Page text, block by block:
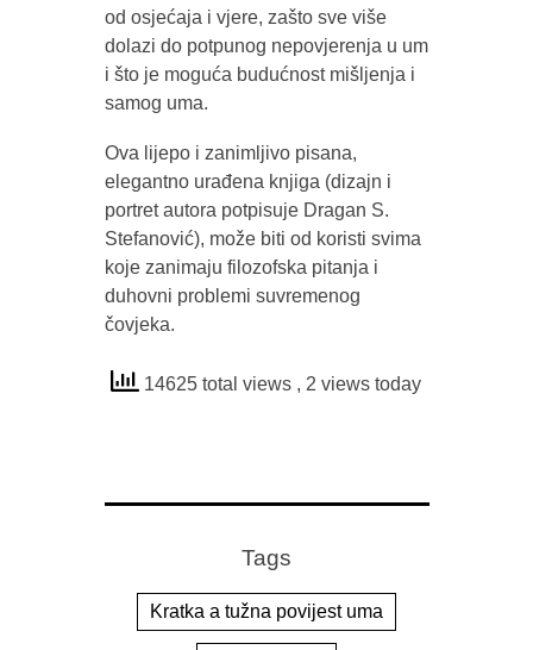
od osjećaja i vjere, zašto sve više
dolazi do potpunog nepovjerenja u um
i što je moguća budućnost mišljenja i
samog uma.
Ova lijepo i zanimljivo pisana,
elegantno urađena knjiga (dizajn i
portret autora potpisuje Dragan S.
Stefanović), može biti od koristi svima
koje zanimaju filozofska pitanja i
duhovni problemi suvremenog
čovjeka.
14625 total views , 2 views today
Tags
Kratka a tužna povijest uma